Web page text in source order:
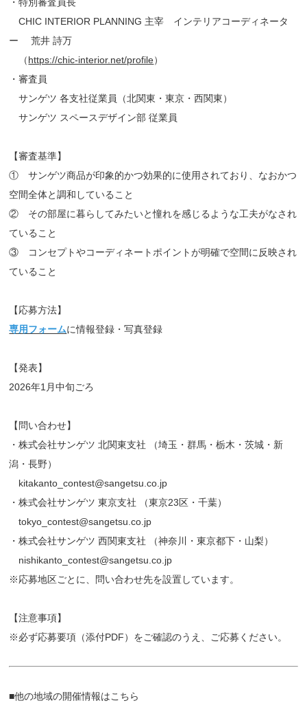
CHIC INTERIOR PLANNING 主宰 インテリアコーディネータ
ー 荒井 詩万
（https://chic-interior.net/profile）
・審査員
サンゲツ 各支社従業員（北関東・東京・西関東）
サンゲツ スペースデザイン部 従業員
【審査基準】
① サンゲツ商品が印象的かつ効果的に使用されており、なおかつ
空間全体と調和していること
② その部屋に暮らしてみたいと憧れを感じるような工夫がなされ
ていること
③ コンセプトやコーディネートポイントが明確で空間に反映され
ていること
【応募方法】
専用フォームに情報登録・写真登録
【発表】
2026年1月中旬ごろ
【問い合わせ】
・株式会社サンゲツ 北関東支社 （埼玉・群馬・栃木・茨城・新
潟・長野）
kitakanto_contest@sangetsu.co.jp
・株式会社サンゲツ 東京支社 （東京23区・千葉）
tokyo_contest@sangetsu.co.jp
・株式会社サンゲツ 西関東支社 （神奈川・東京都下・山梨）
nishikanto_contest@sangetsu.co.jp
※応募地区ごとに、問い合わせ先を設置しています。
【注意事項】
※必ず応募要項（添付PDF）をご確認のうえ、ご応募ください。
■他の地域の開催情報はこちら